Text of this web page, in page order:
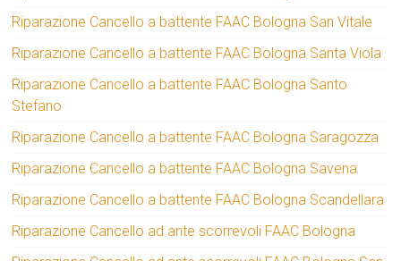
Riparazione Cancello a battente FAAC Bologna San Vitale
Riparazione Cancello a battente FAAC Bologna Santa Viola
Riparazione Cancello a battente FAAC Bologna Santo
Stefano
Riparazione Cancello a battente FAAC Bologna Saragozza
Riparazione Cancello a battente FAAC Bologna Savena
Riparazione Cancello a battente FAAC Bologna Scandellara
Riparazione Cancello ad ante scorrevoli FAAC Bologna